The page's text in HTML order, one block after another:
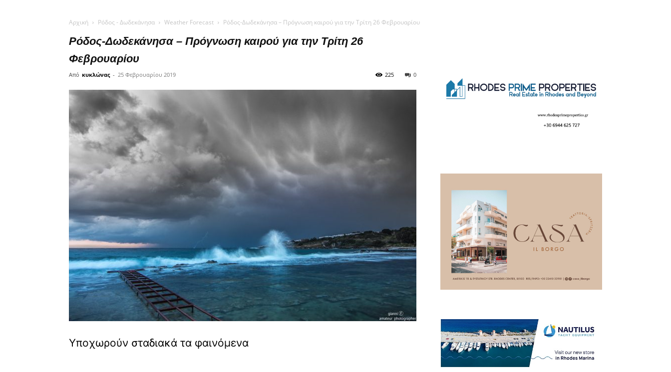
Αρχική Ρόδος - Δωδεκάνησα Weather Forecast Ρόδος-Δωδεκάνησα – Πρόγνωση καιρού για την Τρίτη 26 Φεβρουαρίου
Ρόδος-Δωδεκάνησα – Πρόγνωση καιρού για την Τρίτη 26
Φεβρουαρίου
Από κυκλώνας - 25 Φεβρουαρίου 2019 0
225
Υποχωρούν σταδιακά τα φαινόμενα